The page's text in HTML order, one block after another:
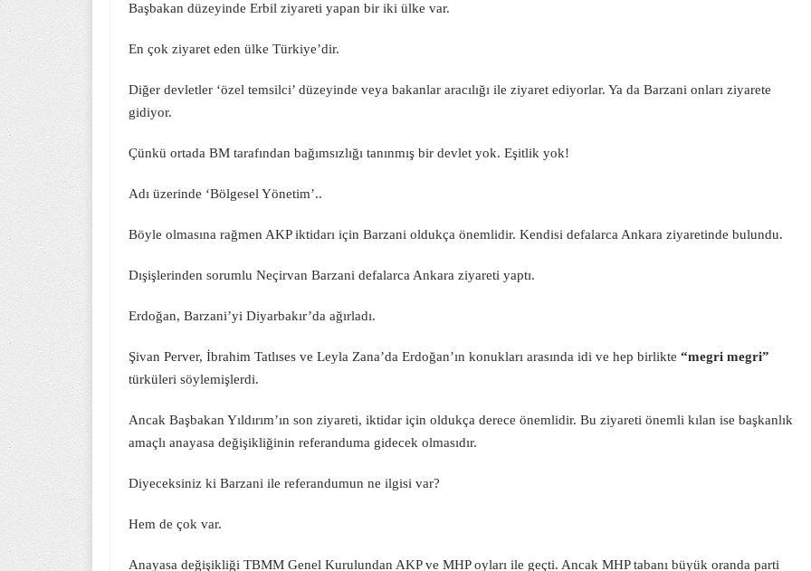
Başbakan düzeyinde Erbil ziyareti yapan bir iki ülke var.
En çok ziyaret eden ülke Türkiye’dir.
Diğer devletler ‘özel temsilci’ düzeyinde veya bakanlar aracılığı ile ziyaret ediyorlar. Ya da Barzani onları ziyarete
gidiyor.
Çünkü ortada BM tarafından bağımsızlığı tanınmış bir devlet yok. Eşitlik yok!
Adı üzerinde ‘Bölgesel Yönetim’..
Böyle olmasına rağmen AKP iktidarı için Barzani oldukça önemlidir. Kendisi defalarca Ankara ziyaretinde bulundu.
Dışişlerinden sorumlu Neçirvan Barzani defalarca Ankara ziyareti yaptı.
Erdoğan, Barzani’yi Diyarbakır’da ağırladı.
Şivan Perver, İbrahim Tatlıses ve Leyla Zana’da Erdoğan’ın konukları arasında idi ve hep birlikte “megri megri”
türküleri söylemişlerdi.
Ancak Başbakan Yıldırım’ın son ziyareti, iktidar için oldukça derece önemlidir. Bu ziyareti önemli kılan ise başkanlık
amaçlı anayasa değişikliğinin referanduma gidecek olmasıdır.
Diyeceksiniz ki Barzani ile referandumun ne ilgisi var?
Hem de çok var.
Anayasa değişikliği TBMM Genel Kurulundan AKP ve MHP oyları ile geçti. Ancak MHP tabanı büyük oranda parti